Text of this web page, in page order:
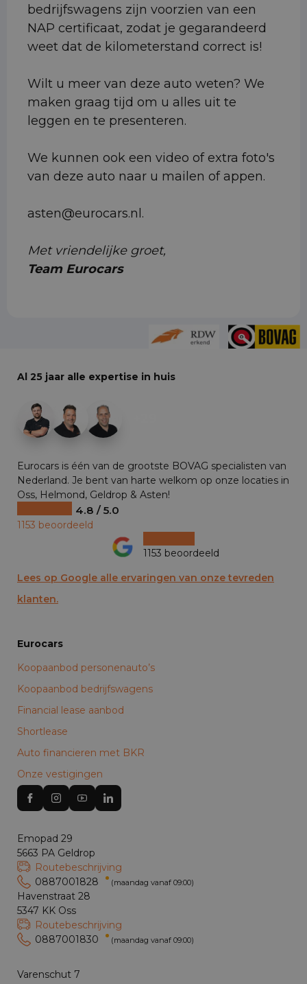
bedrijfswagens zijn voorzien van een
NAP certificaat, zodat je gegarandeerd
weet dat de kilometerstand correct is!
Wilt u meer van deze auto weten? We
maken graag tijd om u alles uit te
leggen en te presenteren.
We kunnen ook een video of extra foto's
van deze auto naar u mailen of appen.
asten@eurocars.nl.
Met vriendelijke groet,
Team Eurocars
Al 25 jaar alle expertise in huis
Eurocars is één van de grootste BOVAG specialisten van
Nederland. Je bent van harte welkom op onze locaties in
Oss, Helmond, Geldrop & Asten!
4.8 / 5.0
1153 beoordeeld
1153 beoordeeld
Lees op Google alle ervaringen van onze tevreden
klanten.
Eurocars
Koopaanbod personenauto’s
Koopaanbod bedrijfswagens
Financial lease aanbod
Shortlease
Auto financieren met BKR
Onze vestigingen
Emopad 29
5663 PA Geldrop
Routebeschrijving
0887001828
(maandag vanaf 09:00)
Havenstraat 28
5347 KK Oss
Routebeschrijving
0887001830
(maandag vanaf 09:00)
Varenschut 7